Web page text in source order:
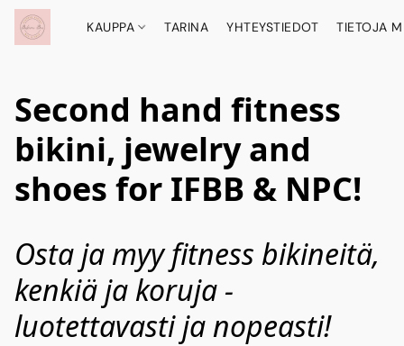
KAUPPA TARINA YHTEYSTIEDOT TIETOJA
Second hand fitness
bikini, jewelry and
shoes for IFBB & NPC!
Osta ja myy fitness bikineitä,
kenkiä ja koruja -
luotettavasti ja nopeasti!